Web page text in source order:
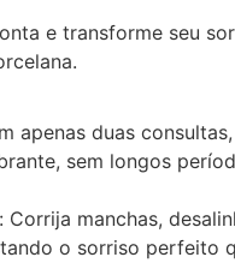
e transforme seu
apenas duas
sem longos
manchas,
o sorriso perfeito